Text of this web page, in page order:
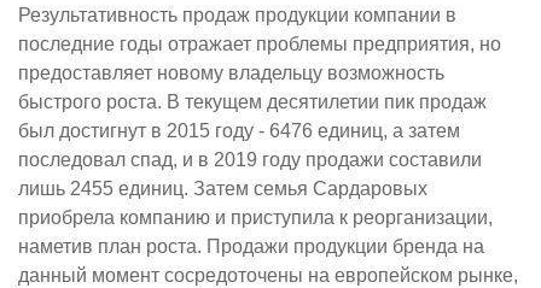
Результативность продаж продукции компании в
последние годы отражает проблемы предприятия, но
предоставляет новому владельцу возможность
быстрого роста. В текущем десятилетии пик продаж
был достигнут в 2015 году - 6476 единиц, а затем
последовал спад, и в 2019 году продажи составили
лишь 2455 единиц. Затем семья Сардаровых
приобрела компанию и приступила к реорганизации,
наметив план роста. Продажи продукции бренда на
данный момент сосредоточены на европейском рынке,